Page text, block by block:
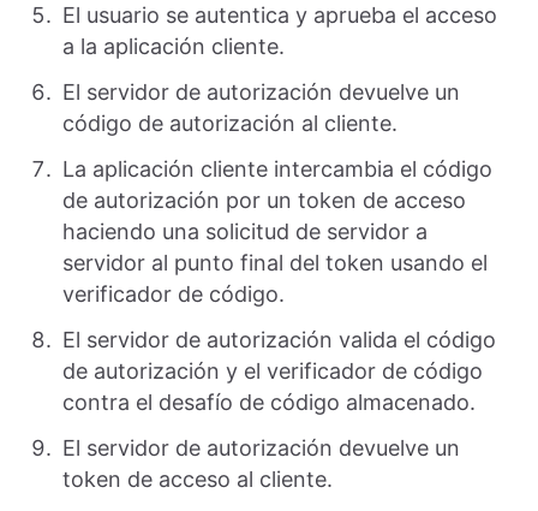
El usuario se autentica y aprueba el acceso
a la aplicación cliente.
El servidor de autorización devuelve un
código de autorización al cliente.
La aplicación cliente intercambia el código
de autorización por un token de acceso
haciendo una solicitud de servidor a
servidor al punto final del token usando el
verificador de código.
El servidor de autorización valida el código
de autorización y el verificador de código
contra el desafío de código almacenado.
El servidor de autorización devuelve un
token de acceso al cliente.